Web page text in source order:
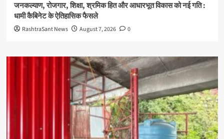
जनकल्याण, रोजगार, शिक्षा, श्रमिक हित और आधारभूत विकास को नई गति :
धामी कैबिनेट के ऐतिहासिक फैसले
RashtraSant News August 7, 2026 0